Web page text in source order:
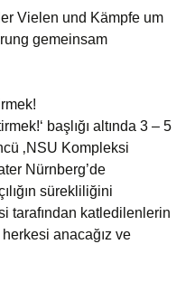
Vielen und Kämpfe um
gemeinsam
başlığı altında 3 – 5
‚NSU Kompleksi
Nürnberg’de
sürekliliğini
tarafından katledilenlerin
anacağız ve